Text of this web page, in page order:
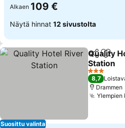
Alkaen 109 €
Näytä hinnat 12 sivustolta
Suosittu valinta
Jaa
Quality
Station
Katso
3 Tähtiluokitus
8,7
Drammen
Ylempien